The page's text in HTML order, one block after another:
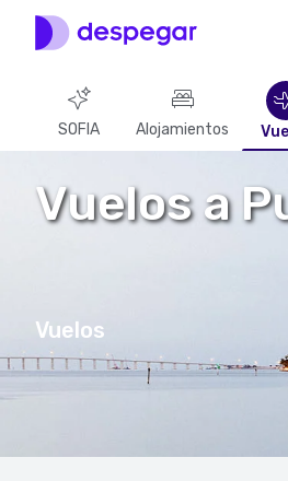
SOFIA Alojamientos
Vuelos a
Vuelos